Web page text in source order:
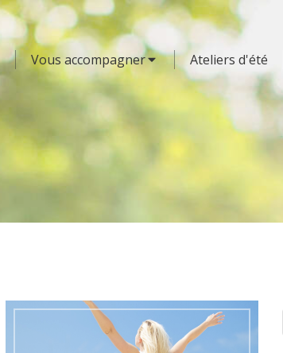
Vous accompagner Ateliers d'été